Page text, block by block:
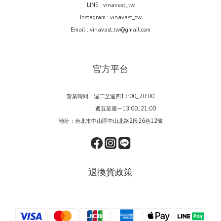
LINE : vinavast_tw
Instagram : vinavast_tw
Email : vinavast.tw@gmail.com
官方平台
營業時間：週二至週四13:00_20:00
週五至週一13:00_21:00
地址：台北市中山區中山北路2段26巷12號
退換貨政策